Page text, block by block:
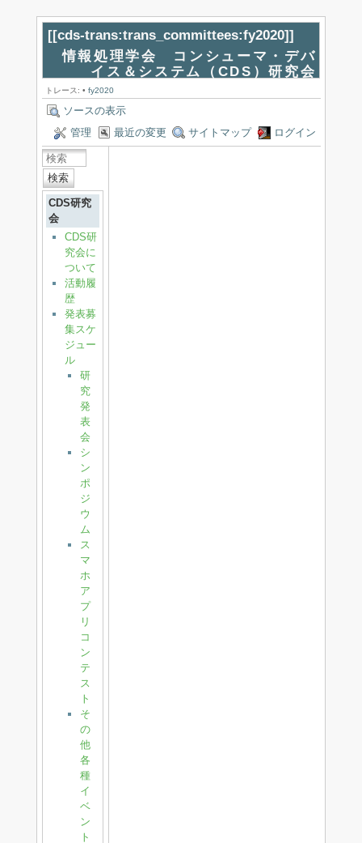
[[cds-trans:trans_committees:fy2020]]
情報処理学会 コンシューマ・デバ
イス＆システム（CDS）研究会
トレース: • fy2020
ソースの表示
管理
最近の変更 サイトマップ ログイン
検索
CDS研究
会
CDS研
究会に
ついて
活動履
歴
発表募
集スケ
ジュー
ル
研
究
発
表
会
シ
ン
ポ
ジ
ウ
ム
ス
マ
ホ
ア
プ
リ
コ
ン
テ
ス
ト
そ
の
他
各
種
イ
ベ
ン
ト